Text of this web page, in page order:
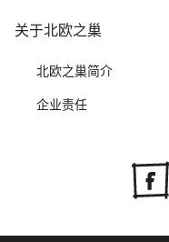
关于北欧之巢
北欧之巢简介
企业责任